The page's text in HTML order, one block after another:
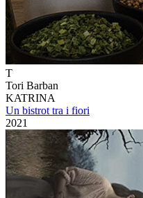
T
Tori Barban
KATRINA
Un bistrot tra i fiori
2021